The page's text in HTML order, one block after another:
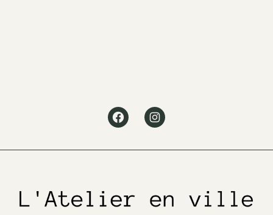
product
FacebookInstagram